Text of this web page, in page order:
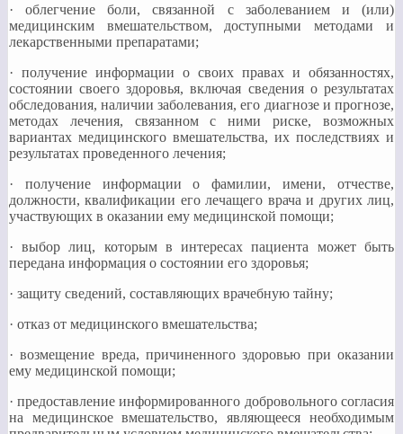
· облегчение боли, связанной с заболеванием и (или)
медицинским вмешательством, доступными методами и
лекарственными препаратами;
· получение информации о своих правах и обязанностях,
состоянии своего здоровья, включая сведения о результатах
обследования, наличии заболевания, его диагнозе и прогнозе,
методах лечения, связанном с ними риске, возможных
вариантах медицинского вмешательства, их последствиях и
результатах проведенного лечения;
· получение информации о фамилии, имени, отчестве,
должности, квалификации его лечащего врача и других лиц,
участвующих в оказании ему медицинской помощи;
· выбор лиц, которым в интересах пациента может быть
передана информация о состоянии его здоровья;
· защиту сведений, составляющих врачебную тайну;
· отказ от медицинского вмешательства;
· возмещение вреда, причиненного здоровью при оказании
ему медицинской помощи;
· предоставление информированного добровольного согласия
на медицинское вмешательство, являющееся необходимым